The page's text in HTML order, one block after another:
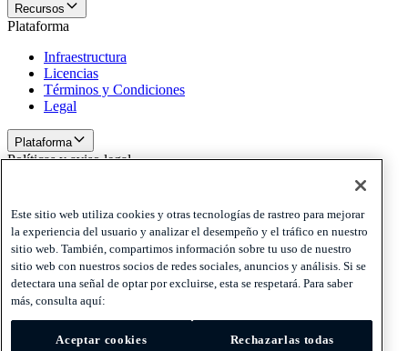
Recursos
Plataforma
Infraestructura
Licencias
Términos y Condiciones
Legal
Plataforma
Políticas y aviso legal
Cookies
Disclaimer
Políticas y aviso legal
Suscríbete a nuestra newsletter
Suscríbete a nuestra
newsletterSuscríbete a nuestra newsletter
Privacy
Cookies
Este sitio web utiliza cookies y otras tecnologías de rastreo para mejorar
la experiencia del usuario y analizar el desempeño y el tráfico en nuestro
sitio web. También, compartimos información sobre tu uso de nuestro
sitio web con nuestros socios de redes sociales, anuncios y análisis. Si se
detectara una señal de optar por excluirse, esta se respetará. Para saber
más, consulta aquí:
Aceptar cookies Rechazarlas todas